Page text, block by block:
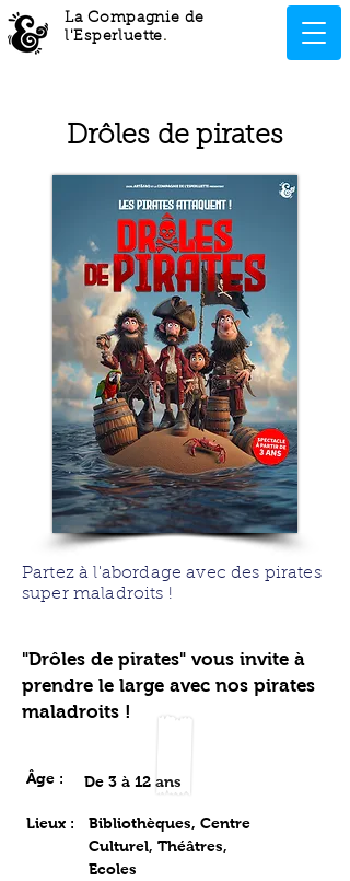
La Compagnie de
l'Esperluette.
Drôles de pirates
Partez à l'abordage avec des pirates
super maladroits !
"Drôles de pirates" vous invite à
prendre le large avec nos pirates
maladroits !
Âge : De 3 à 12 ans
Lieux :
Bibliothèques, Centre
Culturel, Théâtres,
Ecoles